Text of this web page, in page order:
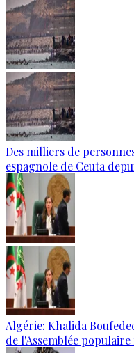
Des milliers de
espagnole de Ceuta
Algérie: Khalida
de l'Assemblée